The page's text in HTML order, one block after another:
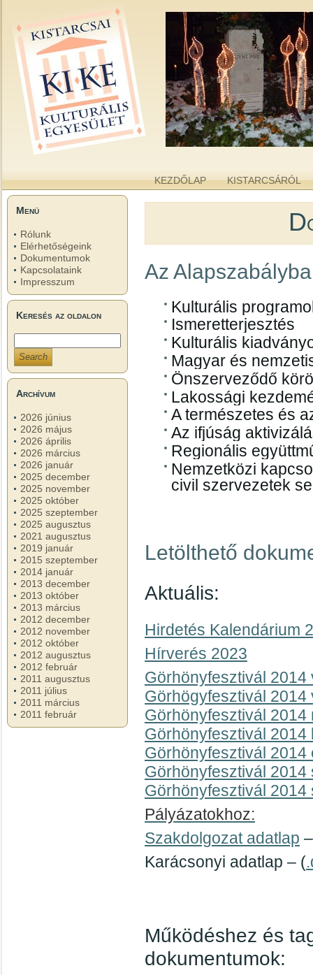
KEZDŐLAP KISTARCSÁRÓL
Menü
Rólunk
Elérhetőségeink
Dokumentumok
Kapcsolataink
Impresszum
Keresés az oldalon
Archívum
2026 június
2026 május
2026 április
2026 március
2026 január
2025 december
2025 november
2025 október
2025 szeptember
2025 augusztus
2021 augusztus
2019 január
2015 szeptember
2014 január
2013 december
2013 október
2013 március
2012 december
2012 november
2012 október
2012 augusztus
2012 február
2011 augusztus
2011 július
2011 március
2011 február
Az
Kulturális
Ismeretterjesztés
Kulturális
Magyar és
Önszerveződő
Lakossági
A természetes és
Az ifjúság
Regionális
Nemzetközi
civil szervezetek
Letölthető
Aktuális:
Hirdetés Kalendárium
Hírverés 2023
Görhönyfesztivál
Görhögyfesztivál
Görhönyfesztivál
Görhönyfesztivál
Görhönyfesztivál
Görhönyfesztivál
Görhönyfesztivál 2014
Pályázatokhoz:
Szakdolgozat adatlap
Karácsonyi adatlap – (
Működéshez és
dokumentumok: